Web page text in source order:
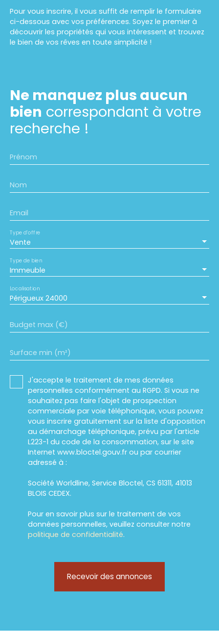
Pour vous inscrire, il vous suffit de remplir le formulaire
ci-dessous avec vos préférences. Soyez le premier à
découvrir les propriétés qui vous intéressent et trouvez
le bien de vos rêves en toute simplicité !
Ne manquez plus aucun
bien correspondant à votre
recherche !
Prénom
Nom
Email
Vente
Type d'offre
Immeuble
Type de bien
Périgueux 24000
Localisation
Budget max (€)
Surface min (m²)
J'accepte le traitement de mes données
personnelles conformément au RGPD. Si vous ne
souhaitez pas faire l'objet de prospection
commerciale par voie téléphonique, vous pouvez
vous inscrire gratuitement sur la liste d'opposition
au démarchage téléphonique, prévu par l'article
L223-1 du code de la consommation, sur le site
Internet www.bloctel.gouv.fr ou par courrier
adressé à :
Société Worldline, Service Bloctel, CS 61311, 41013
BLOIS CEDEX.
Pour en savoir plus sur le traitement de vos
données personnelles, veuillez consulter notre
politique de confidentialité.
Recevoir des annonces